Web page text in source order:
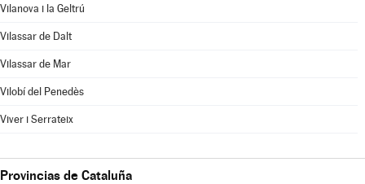
Vilanova i la Geltrú
Vilassar de Dalt
Vilassar de Mar
Vilobí del Penedès
Viver i Serrateix
Provincias de Cataluña